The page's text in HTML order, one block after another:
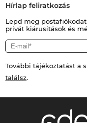
Hírlap feliratkozás
Lepd meg
privát kiárusítások és
További tájékoztatást a
találsz.